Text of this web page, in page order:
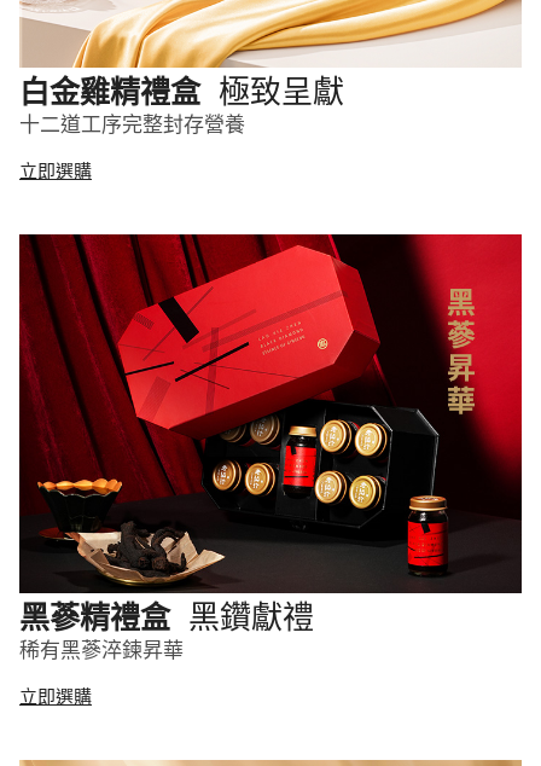
白金雞精禮盒 極致呈獻
十二道工序完整封存營養
立即選購
黑蔘精禮盒 黑鑽獻禮
稀有黑蔘淬鍊昇華
立即選購